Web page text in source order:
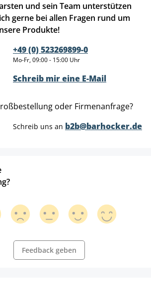
und sein Team unterstützen
gerne bei allen Fragen rund um
Produkte!
+49 (0) 523269899-0
Mo-Fr, 09:00 - 15:00 Uhr
Schreib mir eine E-Mail
oder Firmenanfrage?
Schreib uns an b2b@barhocker.de
Feedback geben